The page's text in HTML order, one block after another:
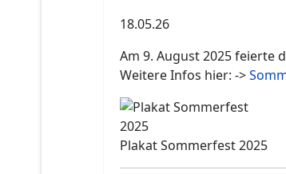
18.05.26
Am 9. August 2025 feierte
Weitere Infos hier: ->
Plakat Sommerfest 2025